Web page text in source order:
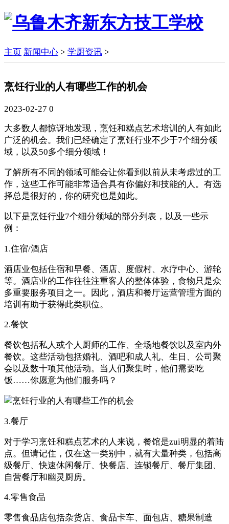
主页 新闻中心 > 学厨资讯 >
烹饪行业的人有哪些工作的机会
2023-02-27 0
大多数人都惊讶地发现，烹饪和糕点艺术培训的人有如此
广泛的机会。我们已经确定了烹饪行业不少于7个细分领
域，以及50多个细分领域！
了解所有不同的领域可能会让你看到以前从未考虑过的工
作，这些工作可能非常适合具有你偏好和技能的人。有选
择总是很好的，你的研究也是如此。
以下是烹饪行业7个细分领域的部分列表，以及一些示
例：
1.住宿/酒店
酒店业包括住宿和早餐、酒店、度假村、水疗中心、游轮
等。酒店业的工作往往注重客人的整体体验，食物只是众
多重要服务项目之一。因此，酒店和餐厅运营管理方面的
培训有助于获得此类职位。
2.餐饮
餐饮包括私人或个人厨师的工作、全场地餐饮以及室内外
餐饮。这些活动包括婚礼、酒吧和成人礼、生日、公司聚
会以及数十项其他活动。当人们聚集时，他们需要吃
饭……你愿意为他们服务吗？
3.餐厅
对于学习烹饪和糕点艺术的人来说，餐馆是zui明显的着陆
点。但请记住，仅在这一类别中，就有大量种类，包括高
级餐厅、快速休闲餐厅、快餐店、连锁餐厅、餐厅集团、
自营餐厅和幽灵厨房。
4.零售食品
零售食品店包括杂货店、食品卡车、面包店、糖果制造